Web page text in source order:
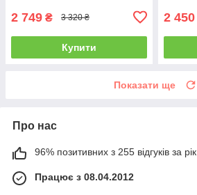
2 749 ₴ 3 320 ₴
Купити
2 450
Показати ще
Про нас
96% позитивних з 255 відгуків за рік
Працює з 08.04.2012